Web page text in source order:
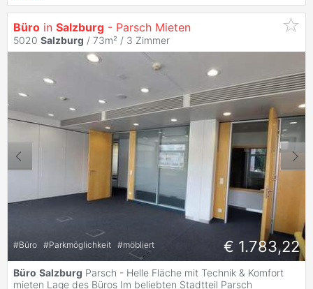
Büro in Salzburg - Parsch Mieten
5020 Salzburg / 73m² / 3 Zimmer
#Büro #Parkmöglichkeit #möbliert € 1.783,22
Büro Salzburg Parsch - Helle Fläche mit Technik & Komfort
mieten Lage des Büros Im beliebten Stadtteil Parsch